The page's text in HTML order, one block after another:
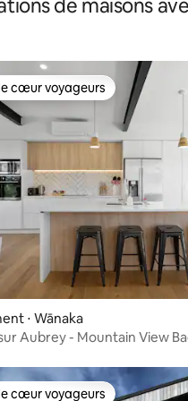
de maisons
cœur voyageurs les plus
cœur voyageurs
⋅ Wānaka
Aubrey - Mountain View
cœur voyageurs